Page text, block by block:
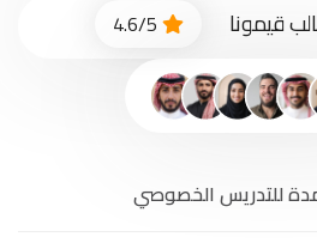
قيمونا 4.6/5
للتدريس الخصوصي